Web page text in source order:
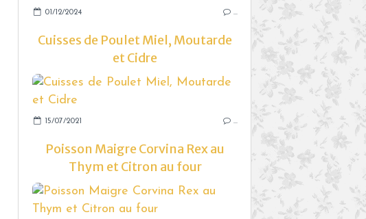
01/12/2024 …
Cuisses de Poulet Miel, Moutarde
et Cidre
15/07/2021 …
Poisson Maigre Corvina Rex au
Thym et Citron au four